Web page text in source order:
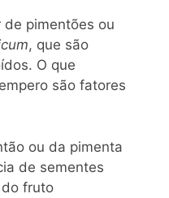
pimentões ou
, que são
O que
são fatores
ou da pimenta
de sementes
fruto